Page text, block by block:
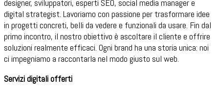
designer, sviluppatori, esperti SEO, social media manager e
digital strategist. Lavoriamo con passione per trasformare idee
in progetti concreti, belli da vedere e funzionali da usare. Fin dal
primo incontro, il nostro obiettivo è ascoltare il cliente e offrire
soluzioni realmente efficaci. Ogni brand ha una storia unica: noi
ci impegniamo a raccontarla nel modo giusto sul web.
Servizi digitali offerti